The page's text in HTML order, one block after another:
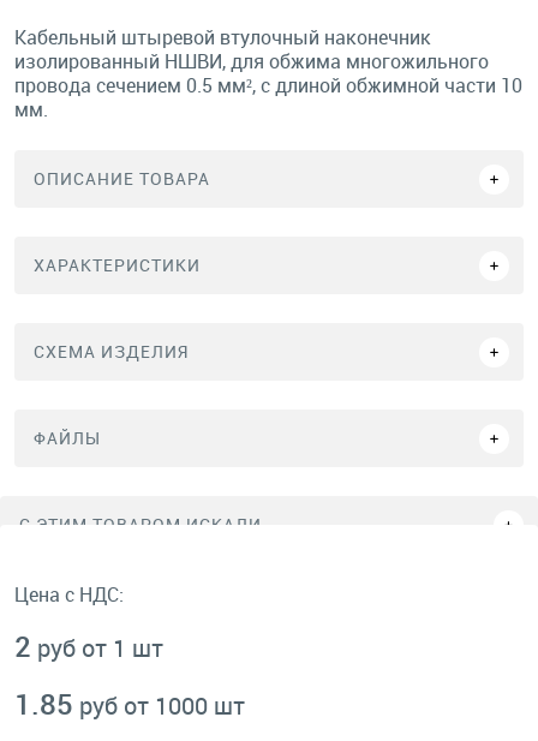
Кабельный штыревой втулочный наконечник
изолированный НШВИ, для обжима многожильного
провода сечением 0.5 мм², с длиной обжимной части 10
мм.
ОПИСАНИЕ ТОВАРА
ХАРАКТЕРИСТИКИ
СХЕМА ИЗДЕЛИЯ
ФАЙЛЫ
C ЭТИМ ТОВАРОМ ИСКАЛИ
Цена с НДС:
2 руб от 1 шт
1.85 руб от 1000 шт